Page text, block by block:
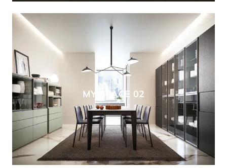
MY SPACE 02